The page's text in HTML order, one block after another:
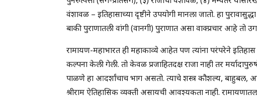
वंशावळ – इतिहासाच्या दृष्टीने उपयोगी मानला जातो. हा
बाकी पुराणातली वांगी (वानगी) पुराणात असा वाक्प्रचार आहे तो
रामायण-महाभारत ही महाकाव्ये आहेत पण त्यांना परंपरेने
कल्पना केली गेली. तो केवळ प्रजाहितदक्ष राजा नाही तर
पाळणे हा आदर्शांचाच भाग असतो. त्याचे शस्त्र कौशल्य, बाहुबल,
श्रीराम ऐतिहासिक व्यक्ती असायची आवश्यकता नाही.